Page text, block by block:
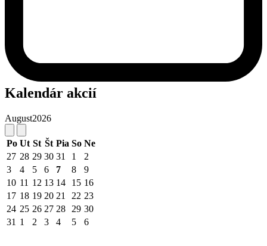
Kalendár akcií
August2026
Po Ut St Št Pia So Ne
27 28 29 30 31 1
2
3
4 5 6 7 8
9
10 11 12 13 14 15 16
17 18 19 20 21 22 23
24 25 26 27 28 29 30
31 1 2 3 4 5 6